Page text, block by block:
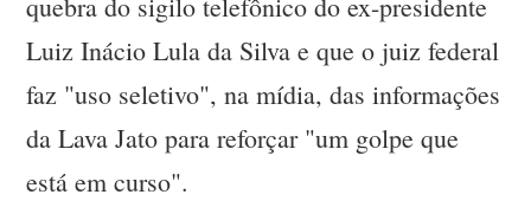
quebra do sigilo telefônico do ex-presidente
Luiz Inácio Lula da Silva e que o juiz federal
faz "uso seletivo", na mídia, das informações
da Lava Jato para reforçar "um golpe que
está em curso".